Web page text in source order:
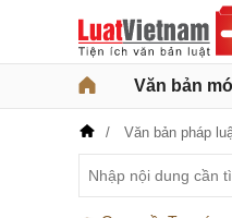
Văn bản
Văn bản pháp